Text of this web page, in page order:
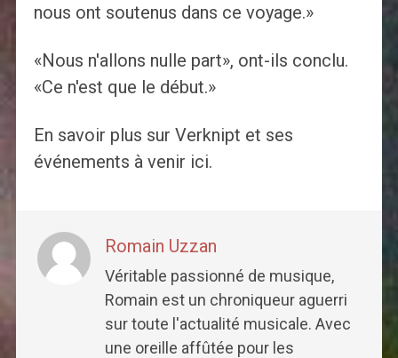
nous ont soutenus dans ce voyage.»
«Nous n'allons nulle part», ont-ils conclu.
«Ce n'est que le début.»
En savoir plus sur Verknipt et ses
événements à venir ici.
Romain Uzzan
Véritable passionné de musique,
Romain est un chroniqueur aguerri
sur toute l'actualité musicale. Avec
une oreille affûtée pour les